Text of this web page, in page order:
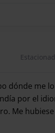
dónde me
por el
Me